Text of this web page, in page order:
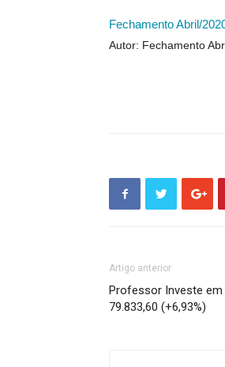
Fechamento Abril/
Autor: Fechamento
Artigo anterior
Professor Investe em
79.833,60 (+6,93%)